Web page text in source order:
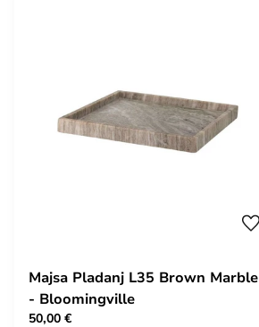
Majsa Pladanj L35 Brown Marble
- Bloomingville
50,00 €